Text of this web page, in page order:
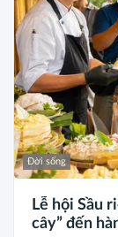
Đời sống
Lễ hội Sầu
cây” đến